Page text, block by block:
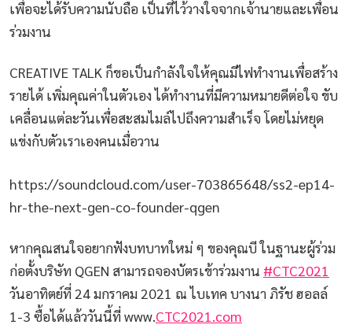
เพื่อจะได้รับความนับถือ เป็นที่ไว้วางใจจากเจ้านายและเพื่อน
ร่วมงาน
CREATIVE TALK ก็ขอเป็นกำลังใจให้คุณมีไฟทำงานเพื่อสร้าง
รายได้ เพิ่มคุณค่าในตัวเอง ได้ทำงานที่มีความหมายดีต่อใจ ขับ
เคลื่อนแต่ละวันเพื่อสะสมไมล์ไปถึงความสำเร็จ โดยไม่หยุด
แข่งกับตัวเราเองคนเมื่อวาน
https://soundcloud.com/user-703865648/ss2-ep14-
hr-the-next-gen-co-founder-qgen
หากคุณสนใจอยากฟังบทบาทใหม่ ๆ ของคุณบี ในฐานะผู้ร่วม
ก่อตั้งบริษัท QGEN สามารถจองบัตรเข้าร่วมงาน #CTC2021
วันอาทิตย์ที่ 24 มกราคม 2021 ณ ไบเทค บางนา ภิรัช ฮอลล์
1-3 ซื้อได้แล้ววันนี้ที่ www.CTC2021.com